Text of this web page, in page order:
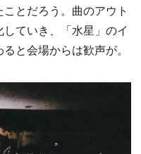
とだろう。曲のアウト
ていき、「水星」のイ
と会場からは歓声が。